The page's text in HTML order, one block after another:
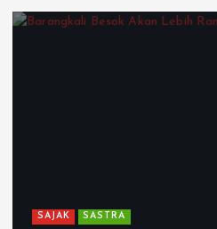
SAJAK SASTRA